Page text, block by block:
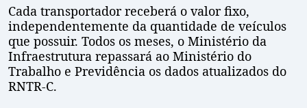
Cada transportador receberá o valor fixo,
independentemente da quantidade de veículos
que possuir. Todos os meses, o Ministério da
Infraestrutura repassará ao Ministério do
Trabalho e Previdência os dados atualizados do
RNTR-C.